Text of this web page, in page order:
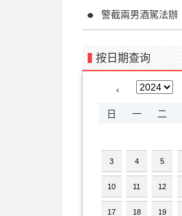
警截兩男酒駕法辦
按日期查询
‹
日 一 二
3 4 5
10 11 12
17 18 19